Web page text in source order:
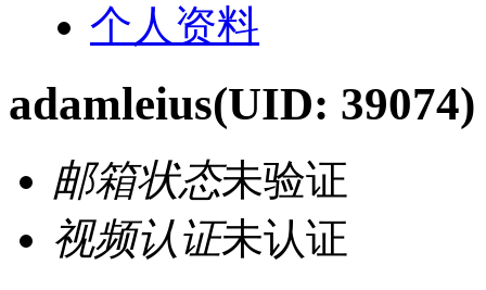
个人资料
adamleius(UID: 39074)
邮箱状态未验证
视频认证未认证